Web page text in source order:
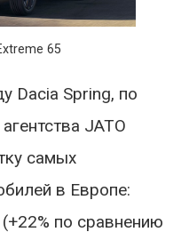
65
Dacia Spring, по
JATO
самых
в Европе:
по сравнению